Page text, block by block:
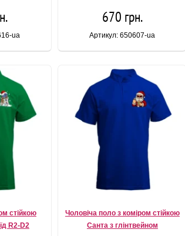
ua
670 грн.
Артикул: 650607-ua
стійкою
R2-D2
Чоловіча поло з коміром стійкою
Санта з глінтвейном